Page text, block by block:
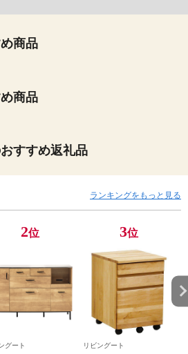
商品
商品
すすめ返礼品
ランキングをもっと見る
2位
グート
3位
リビングート